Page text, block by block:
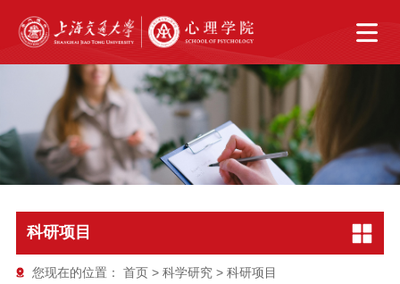
科研项目
您现在的位置： 首页> 科学研究> 科研项目